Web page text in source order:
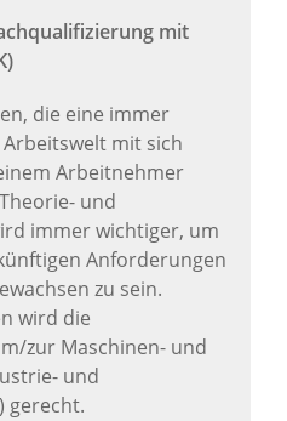
mit
die eine immer
mit sich
Arbeitnehmer
und
immer wichtiger, um
Anforderungen
zu sein.
wird die
zur Maschinen- und
und
gerecht.